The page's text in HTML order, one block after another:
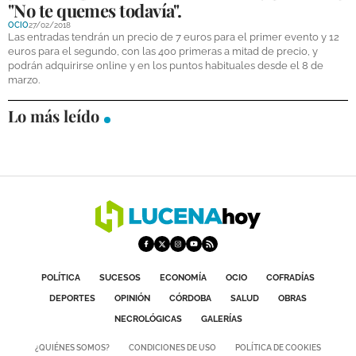
DEPORTES
COMPETICIONES
DEPORTE BASE
OPINIÓN
CÓRDOBA
SALUD
NECROLÓGICAS
"No te quemes todavía".
OCIO27/02/2018
Las entradas tendrán un precio de 7 euros para el primer evento y 12
euros para el segundo, con las 400 primeras a mitad de precio, y
podrán adquirirse online y en los puntos habituales desde el 8 de
marzo.
Lo más leído
POLÍTICA SUCESOS ECONOMÍA OCIO
COFRADÍAS
DEPORTES
OPINIÓN CÓRDOBA SALUD
OBRAS
NECROLÓGICAS
GALERÍAS
¿QUIÉNES SOMOS? CONDICIONES DE USO POLÍTICA DE COOKIES